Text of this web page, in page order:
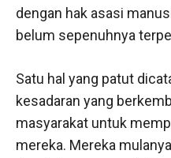
dengan hak asasi
belum sepenuhnya
Satu hal yang patut
kesadaran yang
masyarakat untuk
mereka. Mereka